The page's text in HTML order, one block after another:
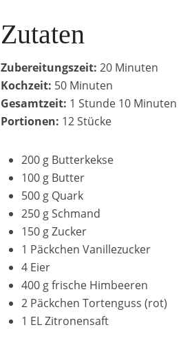
Zutaten
Zubereitungszeit: 20 Minuten
Kochzeit: 50 Minuten
Gesamtzeit: 1 Stunde 10 Minuten
Portionen: 12 Stücke
200 g Butterkekse
100 g Butter
500 g Quark
250 g Schmand
150 g Zucker
1 Päckchen Vanillezucker
4 Eier
400 g frische Himbeeren
2 Päckchen Tortenguss (rot)
1 EL Zitronensaft